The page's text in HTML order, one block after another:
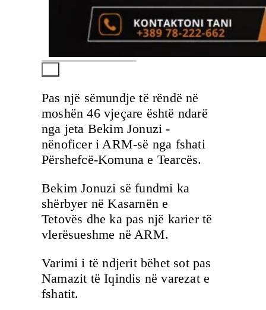
Pas një sëmundje të rëndë në
moshën 46 vjeçare është ndarë
nga jeta Bekim Jonuzi -
nënoficer i ARM-së nga fshati
Përshefcë-Komuna e Tearcës.
Bekim Jonuzi së fundmi ka
shërbyer në Kasarnën e
Tetovës dhe ka pas një karier të
vlerësueshme në ARM.
Varimi i të ndjerit bëhet sot pas
Namazit të Iqindis në varezat e
fshatit.